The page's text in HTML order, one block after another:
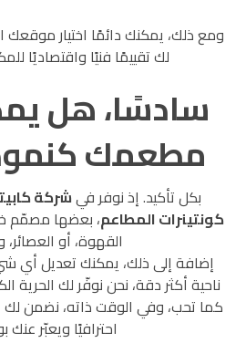
ومع ذلك، يمكنك دائمًا اختيار موقعك
لك تقييمًا فنيًا واقتصاديًا
سادسًا، هل
مطعمك
بكل تأكيد. إذ نوفر فيشركة
كونتينرات المطاعم، بعضها مصمّم
القهوة، أو العصائر،
إضافة إلى ذلك، يمكنك تعديل أي
ناحية أكثر دقة، نحن نوفّر لك الحرية
كما تحب، وفي الوقت ذاته، نضمن لك
احترافيًا ويعبّر